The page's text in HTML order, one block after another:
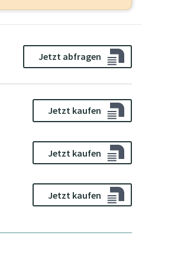
Jetzt abfragen
Jetzt kaufen
Jetzt kaufen
Jetzt kaufen